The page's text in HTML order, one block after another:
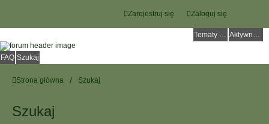
Zaloguj się
Zarejestruj się
Tematy bez odpowiedzi Aktywne tematy
FAQ Szukaj
Strona główna Szukaj
Szukaj